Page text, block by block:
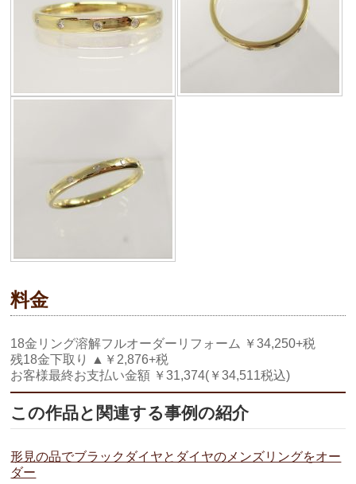
料金
18金リング溶解フルオーダーリフォーム ￥34,250+税
残18金下取り ▲￥2,876+税
お客様最終お支払い金額 ￥31,374(￥34,511税込)
この作品と関連する事例の紹介
形見の品でブラックダイヤとダイヤのメンズリングをオー
ダー